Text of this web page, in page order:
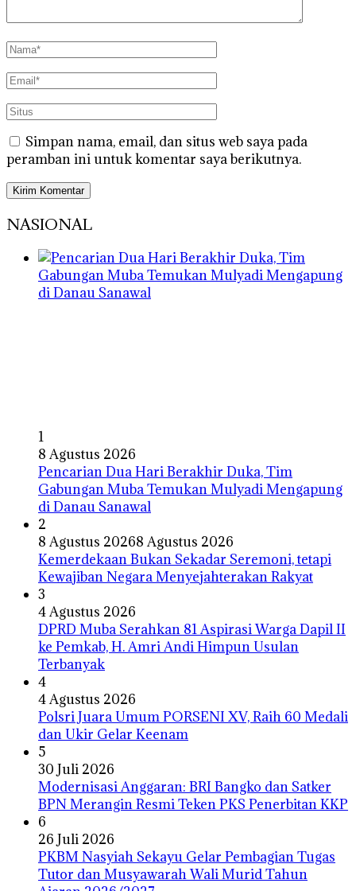
Simpan nama, email, dan situs web saya pada
peramban ini untuk komentar saya berikutnya.
NASIONAL
1
8 Agustus 2026
Pencarian Dua Hari Berakhir Duka, Tim
Gabungan Muba Temukan Mulyadi Mengapung
di Danau Sanawal
2
8 Agustus 20268 Agustus 2026
Kemerdekaan Bukan Sekadar Seremoni, tetapi
Kewajiban Negara Menyejahterakan Rakyat
3
4 Agustus 2026
DPRD Muba Serahkan 81 Aspirasi Warga Dapil II
ke Pemkab, H. Amri Andi Himpun Usulan
Terbanyak
4
4 Agustus 2026
Polsri Juara Umum PORSENI XV, Raih 60 Medali
dan Ukir Gelar Keenam
5
30 Juli 2026
Modernisasi Anggaran: BRI Bangko dan Satker
BPN Merangin Resmi Teken PKS Penerbitan KKP
6
26 Juli 2026
PKBM Nasyiah Sekayu Gelar Pembagian Tugas
Tutor dan Musyawarah Wali Murid Tahun